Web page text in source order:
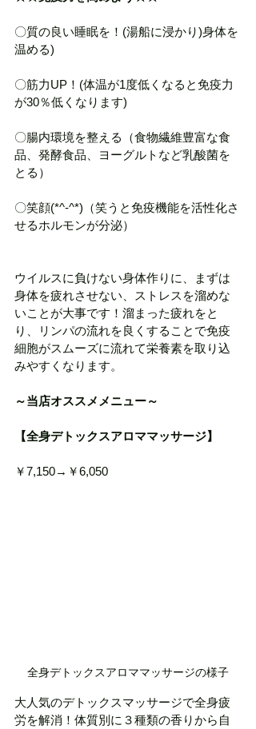
〇質の良い睡眠を！(湯船に浸かり)身体を
温める)
〇筋力UP！(体温が1度低くなると免疫力
が30％低くなります)
〇腸内環境を整える（食物繊維豊富な食
品、発酵食品、ヨーグルトなど乳酸菌を
とる）
〇笑顔(*^-^*)（笑うと免疫機能を活性化さ
せるホルモンが分泌）
ウイルスに負けない身体作りに、まずは
身体を疲れさせない、ストレスを溜めな
いことが大事です！溜まった疲れをと
り、リンパの流れを良くすることで免疫
細胞がスムーズに流れて栄養素を取り込
みやすくなります。
～当店オススメメニュー～
【全身デトックスアロママッサージ】
￥7,150→￥6,050
全身デトックスアロママッサージの様子
大人気のデトックスマッサージで全身疲
労を解消！体質別に３種類の香りから自